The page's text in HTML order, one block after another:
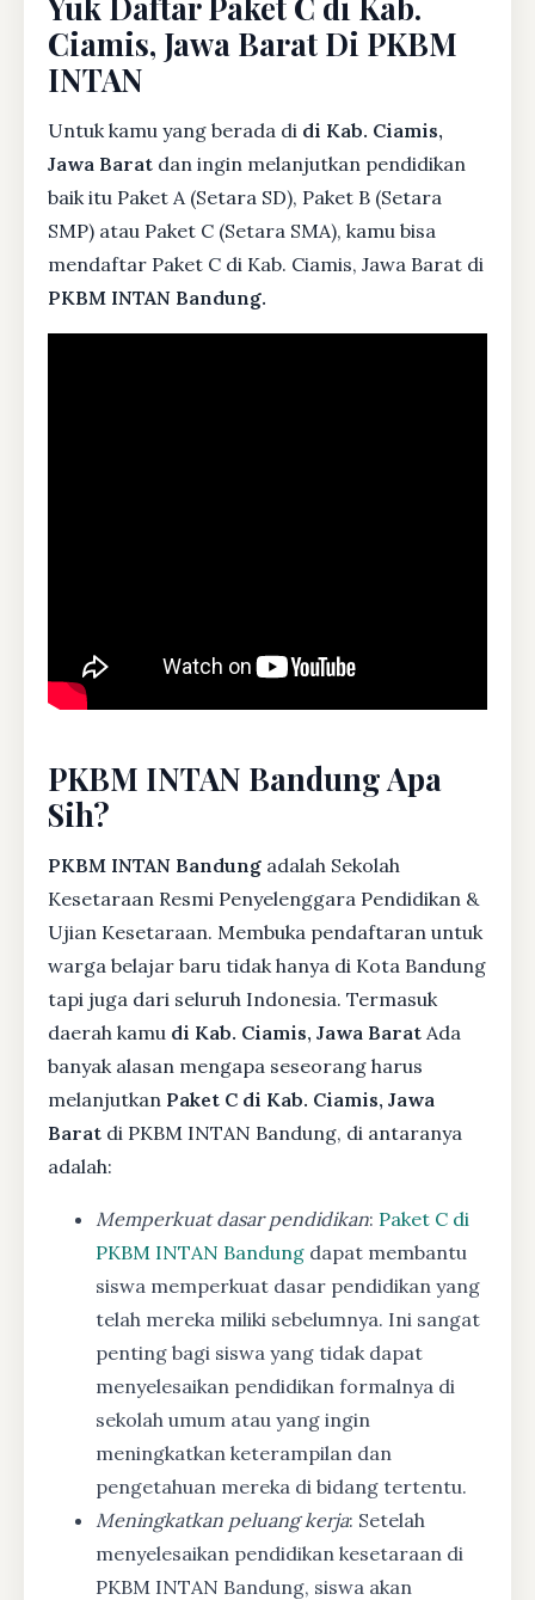
Ciamis, Jawa Barat Di PKBM
INTAN
Untuk kamu yang berada di di Kab. Ciamis,
Jawa Barat dan ingin melanjutkan pendidikan
baik itu Paket A (Setara SD), Paket B (Setara
SMP) atau Paket C (Setara SMA), kamu bisa
mendaftar Paket C di Kab. Ciamis, Jawa Barat di
PKBM INTAN Bandung.
PKBM INTAN Bandung Apa
Sih?
PKBM INTAN Bandung adalah Sekolah
Kesetaraan Resmi Penyelenggara Pendidikan &
Ujian Kesetaraan. Membuka pendaftaran untuk
warga belajar baru tidak hanya di Kota Bandung
tapi juga dari seluruh Indonesia. Termasuk
daerah kamu di Kab. Ciamis, Jawa Barat Ada
banyak alasan mengapa seseorang harus
melanjutkan Paket C di Kab. Ciamis, Jawa
Barat di PKBM INTAN Bandung, di antaranya
adalah:
Memperkuat dasar pendidikan: Paket C di
PKBM INTAN Bandung dapat membantu
siswa memperkuat dasar pendidikan yang
telah mereka miliki sebelumnya. Ini sangat
penting bagi siswa yang tidak dapat
menyelesaikan pendidikan formalnya di
sekolah umum atau yang ingin
meningkatkan keterampilan dan
pengetahuan mereka di bidang tertentu.
Meningkatkan peluang kerja: Setelah
menyelesaikan pendidikan kesetaraan di
PKBM INTAN Bandung, siswa akan